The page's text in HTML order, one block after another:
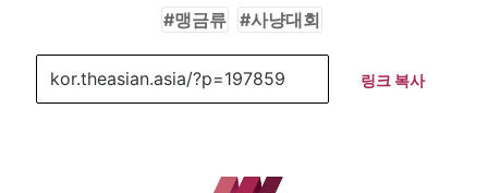
맹금류 사냥대회
링크 복사